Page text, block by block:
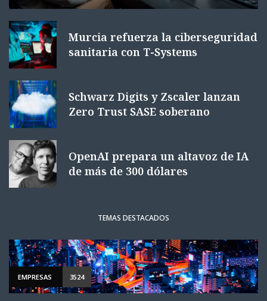
Murcia refuerza la ciberseguridad
sanitaria con T-Systems
Schwarz Digits y Zscaler lanzan
Zero Trust SASE soberano
OpenAI prepara un altavoz de IA
de más de 300 dólares
TEMAS DESTACADOS
EMPRESAS 3524